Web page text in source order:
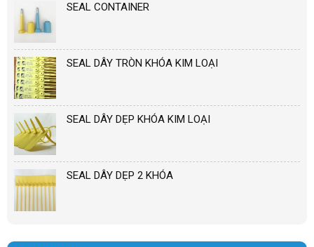
SEAL CONTAINER
SEAL DÂY TRÒN KHÓA KIM LOẠI
SEAL DÂY DẸP KHÓA KIM LOẠI
SEAL DÂY DẸP 2 KHÓA